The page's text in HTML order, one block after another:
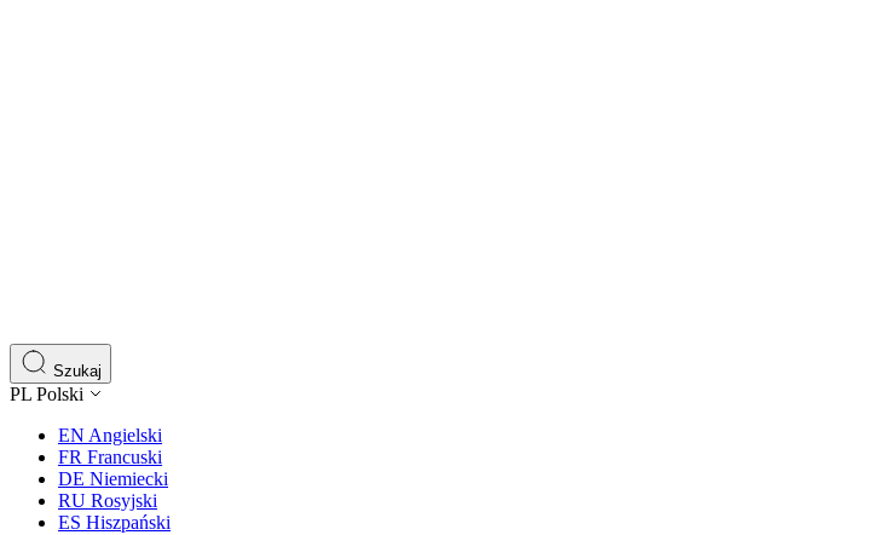
Szukaj
PL Polski
EN Angielski
FR Francuski
DE Niemiecki
RU Rosyjski
ES Hiszpański